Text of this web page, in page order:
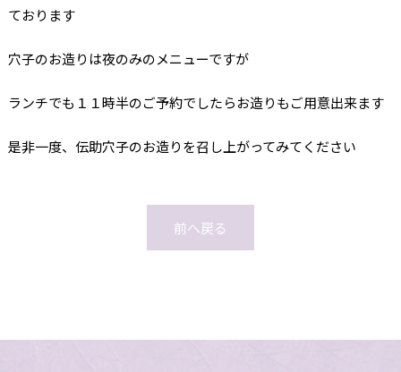
ております
穴子のお造りは夜のみのメニューですが
ランチでも１１時半のご予約でしたらお造りもご用意出来ます
是非一度、伝助穴子のお造りを召し上がってみてください
前へ戻る